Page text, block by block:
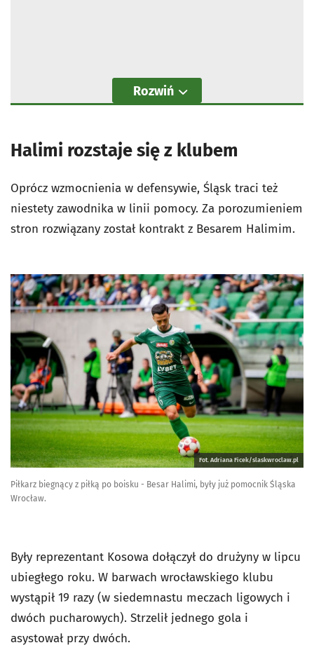
Rozwiń
Halimi rozstaje się z klubem
Oprócz wzmocnienia w defensywie, Śląsk traci też
niestety zawodnika w linii pomocy. Za porozumieniem
stron rozwiązany został kontrakt z Besarem Halimim.
Fot. Adriana Ficek/slaskwroclaw.pl
Piłkarz biegnący z piłką po boisku - Besar Halimi, były już pomocnik Śląska
Wrocław.
Były reprezentant Kosowa dołączył do drużyny w lipcu
ubiegłego roku. W barwach wrocławskiego klubu
wystąpił 19 razy (w siedemnastu meczach ligowych i
dwóch pucharowych). Strzelił jednego gola i
asystował przy dwóch.